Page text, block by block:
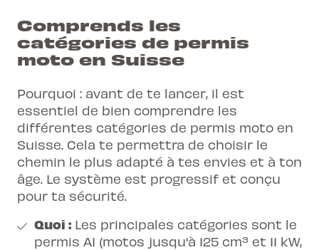
Comprends les
catégories de permis
moto en Suisse
Pourquoi : avant de te lancer, il est
essentiel de bien comprendre les
différentes catégories de permis moto en
Suisse. Cela te permettra de choisir le
chemin le plus adapté à tes envies et à ton
âge. Le système est progressif et conçu
pour ta sécurité.
Quoi : Les principales catégories sont le
permis A1 (motos jusqu'à 125 cm³ et 11 kW,